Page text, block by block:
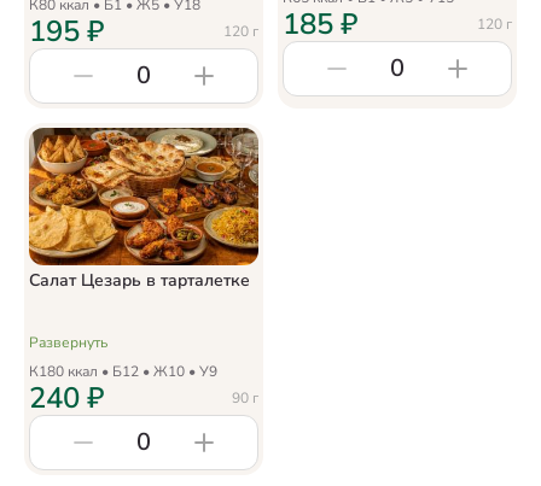
К80 ккал • Б1 • Ж5 • У18
120 г
195₽
0
120 г
185₽
0
Салат Цезарь в тарталетке
Развернуть
К180 ккал • Б12 • Ж10 • У9
90 г
240₽
0